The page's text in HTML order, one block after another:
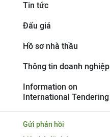
Tin tức
Đấu giá
Hồ sơ nhà thầu
Thông tin doanh nghiệp
Information on
International Tendering
Gửi phản hồi